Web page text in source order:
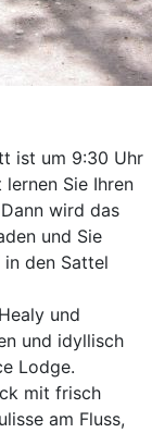
ist um 9:30 Uhr
Sie Ihren
wird das
und Sie
den Sattel
und
und idyllisch
Lodge.
mit frisch
am Fluss,